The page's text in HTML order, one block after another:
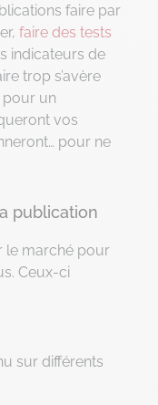
faire par
faire des tests
indicateurs de
trop s’avère
un
vos
pour ne
publication
le marché pour
Ceux-ci
sur différents